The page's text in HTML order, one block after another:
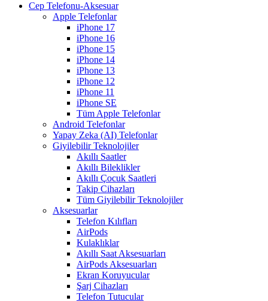
Cep Telefonu-Aksesuar
Apple Telefonlar
iPhone 17
iPhone 16
iPhone 15
iPhone 14
iPhone 13
iPhone 12
iPhone 11
iPhone SE
Tüm Apple Telefonlar
Android Telefonlar
Yapay Zeka (AI) Telefonlar
Giyilebilir Teknolojiler
Akıllı Saatler
Akıllı Bileklikler
Akıllı Çocuk Saatleri
Takip Cihazları
Tüm Giyilebilir Teknolojiler
Aksesuarlar
Telefon Kılıfları
AirPods
Kulaklıklar
Akıllı Saat Aksesuarları
AirPods Aksesuarları
Ekran Koruyucular
Şarj Cihazları
Telefon Tutucular